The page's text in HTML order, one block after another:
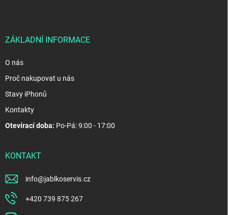
ZÁKLADNÍ INFORMACE
O nás
Proč nakupovat u nás
Stavy iPhonů
Kontakty
Otevírací doba: Po-Pá: 9:00 - 17:00
KONTAKT
info@jablkoservis.cz
+420 739 875 267